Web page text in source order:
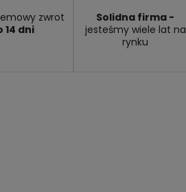
zwrot
14 dni
Solidna firma -
jesteśmy wiele lat na
rynku